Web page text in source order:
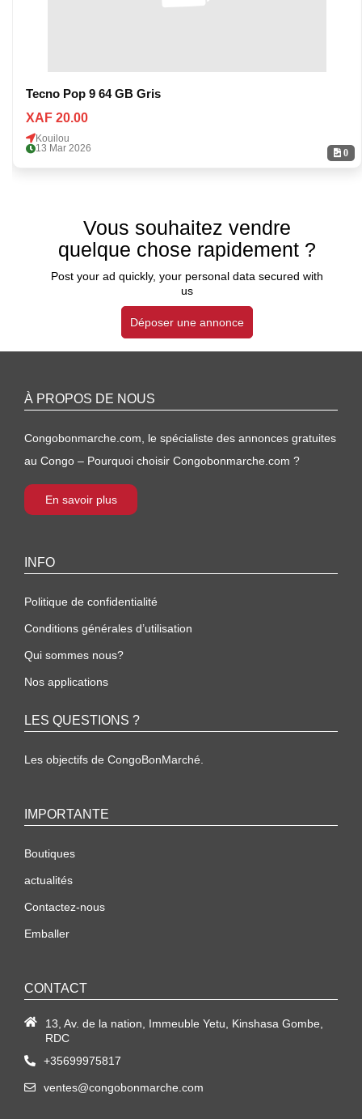
0
Tecno Pop 9 64 GB Gris
XAF 20.00
Kouilou
13 Mar 2026
Vous souhaitez vendre
quelque chose rapidement ?
Post your ad quickly, your personal data secured with
us
Déposer une annonce
À PROPOS DE NOUS
Congobonmarche.com, le spécialiste des annonces gratuites
au Congo – Pourquoi choisir Congobonmarche.com ?
En savoir plus
INFO
Politique de confidentialité
Conditions générales d’utilisation
Qui sommes nous?
Nos applications
LES QUESTIONS ?
Les objectifs de CongoBonMarché.
IMPORTANTE
Boutiques
actualités
Contactez-nous
Emballer
CONTACT
13, Av. de la nation, Immeuble Yetu, Kinshasa Gombe,
RDC
+35699975817
ventes@congobonmarche.com